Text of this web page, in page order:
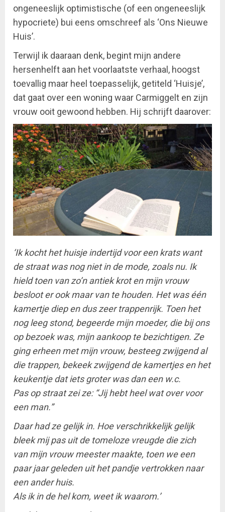
ongeneeslijk optimistische (of een ongeneeslijk
hypocriete) bui eens omschreef als ‘Ons Nieuwe
Huis’.
Terwijl ik daaraan denk, begint mijn andere
hersenhelft aan het voorlaatste verhaal, hoogst
toevallig maar heel toepasselijk, getiteld ‘Huisje’,
dat gaat over een woning waar Carmiggelt en zijn
vrouw ooit gewoond hebben. Hij schrijft daarover:
‘Ik kocht het huisje indertijd voor een krats want
de straat was nog niet in de mode, zoals nu. Ik
hield toen van zo’n antiek krot en mijn vrouw
besloot er ook maar van te houden. Het was één
kamertje diep en dus zeer trappenrijk. Toen het
nog leeg stond, begeerde mijn moeder, die bij ons
op bezoek was, mijn aankoop te bezichtigen. Ze
ging erheen met mijn vrouw, besteeg zwijgend al
die trappen, bekeek zwijgend de kamertjes en het
keukentje dat iets groter was dan een w.c.
Pas op straat zei ze: “Jij hebt heel wat over voor
een man.”
Daar had ze gelijk in. Hoe verschrikkelijk gelijk
bleek mij pas uit de tomeloze vreugde die zich
van mijn vrouw meester maakte, toen we een
paar jaar geleden uit het pandje vertrokken naar
een ander huis.
Als ik in de hel kom, weet ik waarom.’